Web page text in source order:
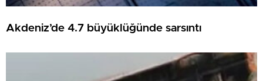
Akdeniz’de 4.7 büyüklüğünde sarsıntı